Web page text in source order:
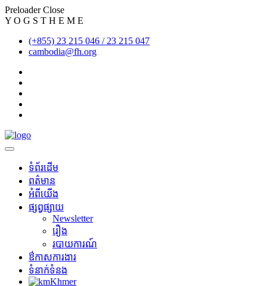
Preloader Close
Y O G S T H E M E
(+855) 23 215 046 / 23 215 047
cambodia@fh.org
ទំព័រដើម
ពត៌មាន
អំពីយើង
ផ្សព្វផ្សាយ
Newsletter
រឿង
របាយការណ៍
​ឳកាសការងារ
ទំនាក់ទំនង
Khmer